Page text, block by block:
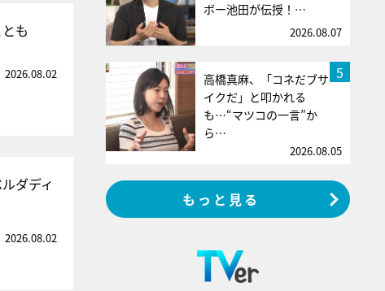
も
2026.08.02
ダディ
2026.08.02
ボー池田が伝授！…
2026.08.07
5
高橋真麻、「コネだブサ
イクだ」と叩かれる
も…“マツコの一言”か
ら…
2026.08.05
もっと見る